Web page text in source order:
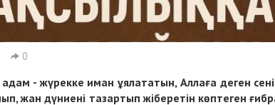
0
адам - жүрекке иман ұялататын, Аллаға деген
жан дүниені тазартып жіберетін көптеген